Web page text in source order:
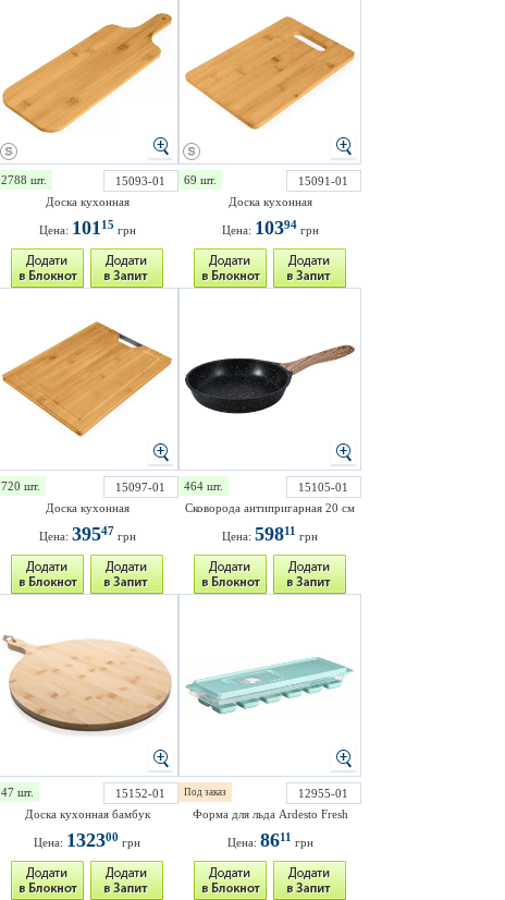
2788 шт.
15093-01
Доска кухонная
Цена: 10115 грн
69 шт.
15091-01
Доска кухонная
Цена: 10394грн
720 шт.
15097-01
Доска кухонная
Цена: 39547 грн
464 шт.
15105-01
Сковорода антипригарная 20 см
Цена: 59811 грн
47 шт.
15152-01
Доска кухонная бамбук
Цена: 132300 грн
Под заказ
12955-01
Форма для льда Ardesto Fresh
Цена: 8611 грн